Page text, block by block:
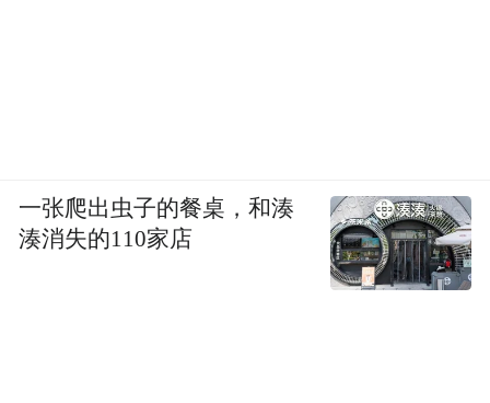
一张爬出虫子的餐桌，和湊
湊消失的110家店